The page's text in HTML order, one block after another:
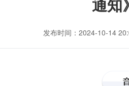
发布时间：2024-10-14